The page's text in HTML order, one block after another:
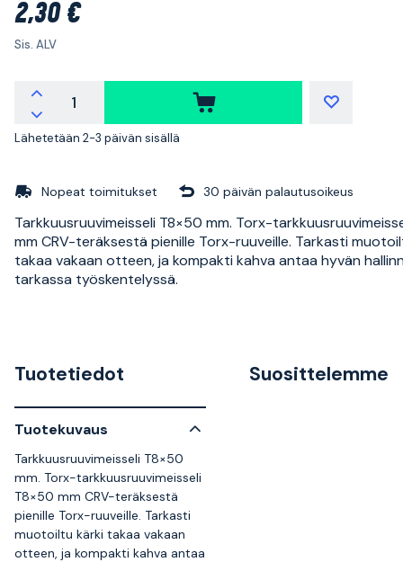
2,30 €
Sis. ALV
Lähetetään 2-3 päivän sisällä
Nopeat toimitukset 30 päivän palautusoikeus
Tarkkuusruuvimeisseli T8×50 mm. Torx-
mm CRV-teräksestä pienille Torx-ruuveille. Tarkasti
takaa vakaan otteen, ja kompakti kahva antaa hyvän
tarkassa työskentelyssä.
Tuotetiedot
Tuotekuvaus
Tarkkuusruuvimeisseli T8×50
mm. Torx-tarkkuusruuvimeisseli
T8×50 mm CRV-teräksestä
pienille Torx-ruuveille. Tarkasti
muotoiltu kärki takaa vakaan
otteen, ja kompakti kahva antaa
Suosittelemme